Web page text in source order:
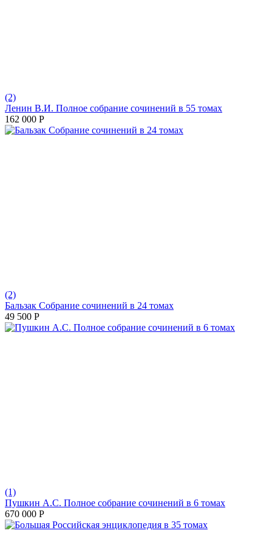
(2)
Ленин В.И. Полное собрание сочинений в 55 томах
162 000 Р
(2)
Бальзак Собрание сочинений в 24 томах
49 500 Р
(1)
Пушкин А.С. Полное собрание сочинений в 6 томах
670 000 Р